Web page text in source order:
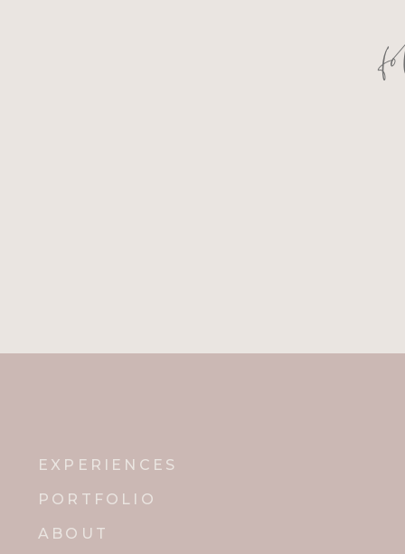
PORTFOLIO
ABOUT
EXPERIENCES